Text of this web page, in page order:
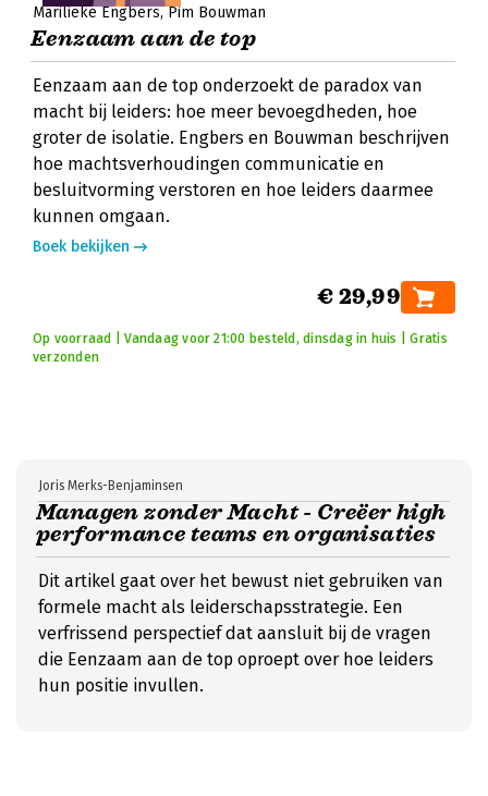
Marilieke Engbers Pim Bouwman
Eenzaam aan de top
Eenzaam aan de top onderzoekt de paradox van
macht bij leiders: hoe meer bevoegdheden, hoe
groter de isolatie. Engbers en Bouwman beschrijven
hoe machtsverhoudingen communicatie en
besluitvorming verstoren en hoe leiders daarmee
kunnen omgaan.
Boek bekijken
€ 29,99
Op voorraad | Vandaag voor 21:00 besteld, dinsdag in huis | Gratis
verzonden
Managen zonder Macht - Creëer high
performance teams en organisaties
Joris Merks-Benjaminsen
Dit artikel gaat over het bewust niet gebruiken van
formele macht als leiderschapsstrategie. Een
verfrissend perspectief dat aansluit bij de vragen
die Eenzaam aan de top oproept over hoe leiders
hun positie invullen.